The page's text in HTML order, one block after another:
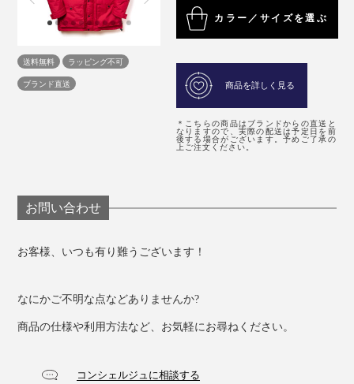
送料無料
ラッピング不可
ブランド直送
カラー／サイズを選ぶ
商品を詳しく見る
＊こちらの商品はブランドからの直送と
なりますので、実際の配送は予定日を前
後する場合がございます。予めご了承の
上ご注文ください。
お問い合わせ
お客様、いつも有り難うございます！
なにかご不明な点などありませんか?
商品の仕様や利用方法など、お気軽にお尋ねください。
コンシェルジュに相談する